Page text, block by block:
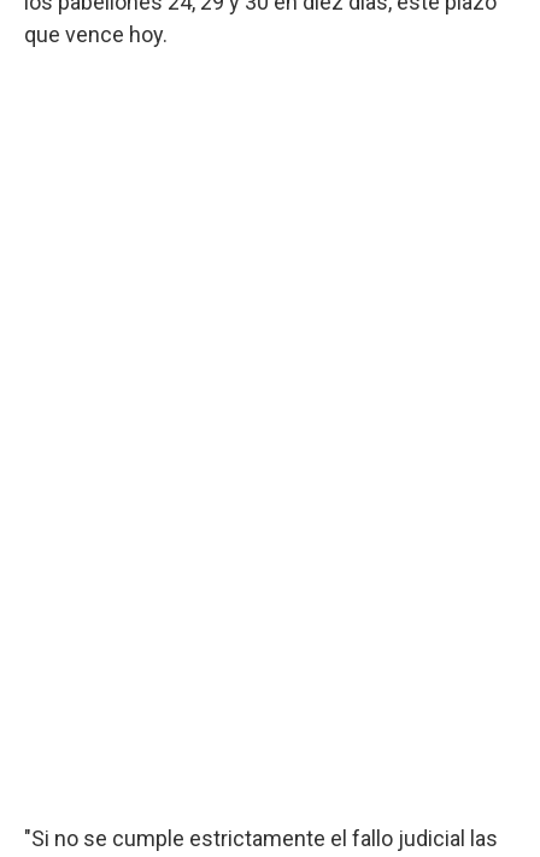
que vence hoy.
"Si no se cumple estrictamente el fallo judicial las